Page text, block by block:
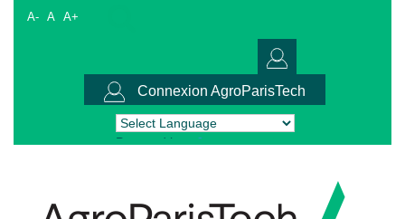
A- A A+
Connexion AgroParisTech
Powered by Translate